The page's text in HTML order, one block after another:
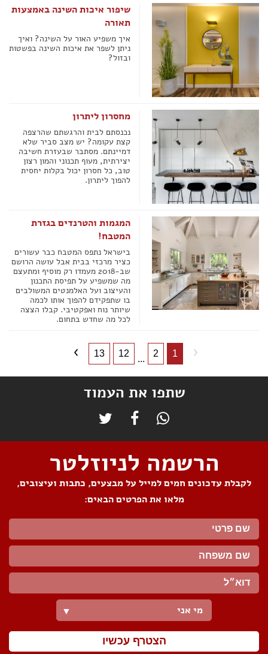
שיפור איכות השינה באמצעות
תאורה
איך משפיע האור על השינה? ואיך
ניתן לשפר את איכות השינה בפשטות
ובזול?
מחסרון ליתרון
נכנסתם לבית והרגשתם שהרצפה
קצת עקומה? יש מצב סביר שלא
דמיינתם. מסתבר שבעזרת חשיבה
יצירתית, מעוף תכנוני והמון רצון
טוב, כל חסרון יכול בקלות יחסית
להפוך ליתרון.
המגמות והטרנדים בגזרת
המטבח!
בישראל נתפס המטבח כבר עשורים
כציר מרכזי בבית אבל עושה הרושם
שב-2018 מעמדו רק מוסיף ומתעצם
מה שמשפיע על תפיסת התכנון
והעיצוב ועל האלמנטים המשולבים
בו שתפקידם להפוך אותו לכמה
שיותר נוח ואפקטיבי. קבלו הצצה
לכל מה שחדש בתחום.
1
2
...
12
13
שתפו את העמוד
הרשמה לניוזלטר
לקבלת עדכונים חמים למייל על מבצעים, כתבות ועיצובים,
מלאו את הפרטים הבאים:
מי אני ▼
הצטרף עכשיו